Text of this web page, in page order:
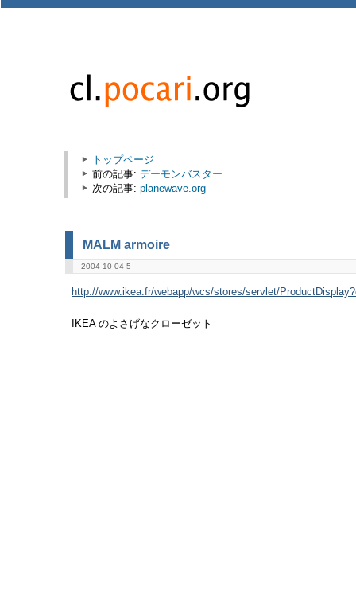
トップページ
前の記事: デーモンバスター
次の記事: planewave.org
MALM armoire
2004-10-04-5
http://www.ikea.fr/webapp/wcs/stores/servlet/
IKEA のよさげなクローゼット